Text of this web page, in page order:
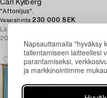
Napsauttamalla "hyväksy
tallentamiseen laitteellesi
parantamiseksi,
ja markkinointimme
Carl Kylberg
"Aftonljus".
Vasarahinta 230 000 SEK
Lähtöhinta
200 000 SEK